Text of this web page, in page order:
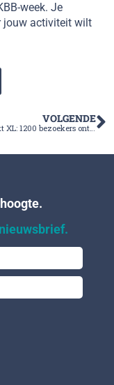
week. Je
jouw activiteit wilt
VOLGENDE
Banenmarkt XL: 1200 bezoekers ontmoeten meer dan 100 werkgevers